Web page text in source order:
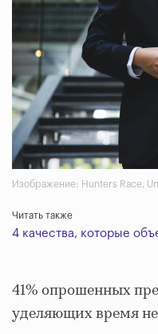
Изображение: Hunters Race,
Читать также
4 качества, которые
41% опрошенных
уделяющих время